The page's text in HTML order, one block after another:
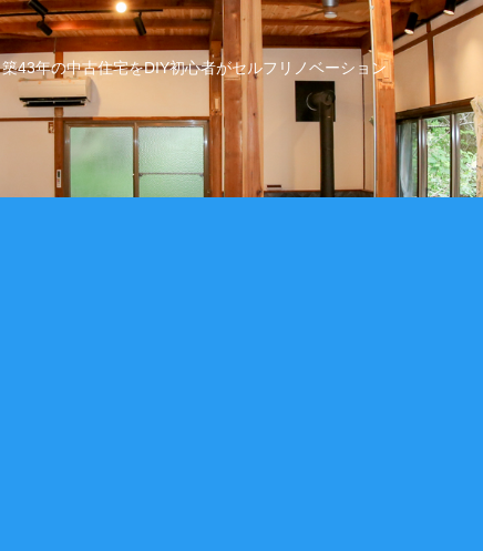
築43年の中古住宅をDIY初心者がセルフリノベーション